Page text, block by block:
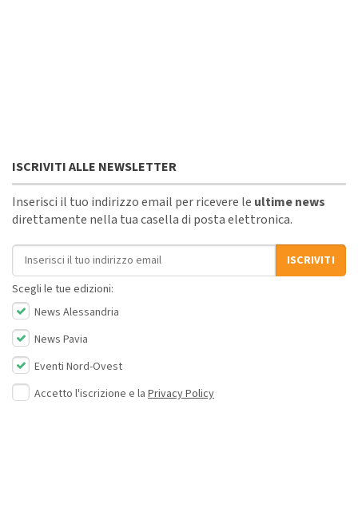
ISCRIVITI ALLE NEWSLETTER
Inserisci il tuo indirizzo email per ricevere le ultime news
direttamente nella tua casella di posta elettronica.
Indirizzo email
ISCRIVITI
Scegli le tue edizioni:
News Alessandria
News Pavia
Eventi Nord-Ovest
Accetto l'iscrizione e la Privacy Policy